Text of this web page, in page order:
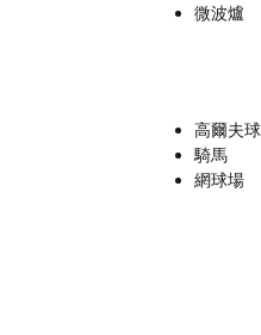
微波爐
高爾夫
騎馬
網球場